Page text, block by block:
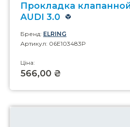
Прокладка
AUDI 3.0
Бренд: ELRING
Артикул: 06E103483P
Ціна:
566,00 ₴